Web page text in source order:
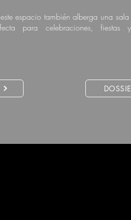
espacio también alberga una sala
para celebraciones, fiestas